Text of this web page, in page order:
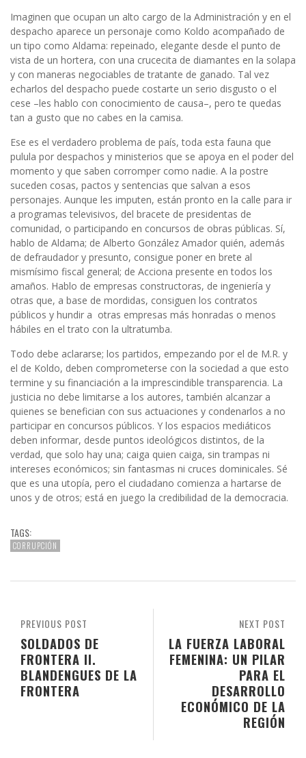
Imaginen que ocupan un alto cargo de la Administración y en el
despacho aparece un personaje como Koldo acompañado de
un tipo como Aldama: repeinado, elegante desde el punto de
vista de un hortera, con una crucecita de diamantes en la solapa
y con maneras negociables de tratante de ganado. Tal vez
echarlos del despacho puede costarte un serio disgusto o el
cese –les hablo con conocimiento de causa–, pero te quedas
tan a gusto que no cabes en la camisa.
Ese es el verdadero problema de país, toda esta fauna que
pulula por despachos y ministerios que se apoya en el poder del
momento y que saben corromper como nadie. A la postre
suceden cosas, pactos y sentencias que salvan a esos
personajes. Aunque les imputen, están pronto en la calle para ir
a programas televisivos, del bracete de presidentas de
comunidad, o participando en concursos de obras públicas. Sí,
hablo de Aldama; de Alberto González Amador quién, además
de defraudador y presunto, consigue poner en brete al
mismísimo fiscal general; de Acciona presente en todos los
amaños. Hablo de empresas constructoras, de ingeniería y
otras que, a base de mordidas, consiguen los contratos
públicos y hundir a otras empresas más honradas o menos
hábiles en el trato con la ultratumba.
Todo debe aclararse; los partidos, empezando por el de M.R. y
el de Koldo, deben comprometerse con la sociedad a que esto
termine y su financiación a la imprescindible transparencia. La
justicia no debe limitarse a los autores, también alcanzar a
quienes se benefician con sus actuaciones y condenarlos a no
participar en concursos públicos. Y los espacios mediáticos
deben informar, desde puntos ideológicos distintos, de la
verdad, que solo hay una; caiga quien caiga, sin trampas ni
intereses económicos; sin fantasmas ni cruces dominicales. Sé
que es una utopía, pero el ciudadano comienza a hartarse de
unos y de otros; está en juego la credibilidad de la democracia.
TAGS:
CORRUPCIÓN
NEXT POST
LA FUERZA LABORAL
FEMENINA: UN PILAR
PARA EL
DESARROLLO
ECONÓMICO DE LA
REGIÓN
PREVIOUS POST
SOLDADOS DE
FRONTERA II.
BLANDENGUES DE LA
FRONTERA